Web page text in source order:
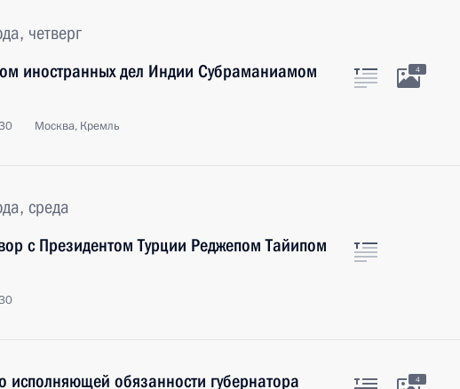
четверг
иностранных дел Индии Субраманиамом
Москва, Кремль
4
среда
с Президентом Турции Реджепом Тайипом
исполняющей обязанности губернатора 4